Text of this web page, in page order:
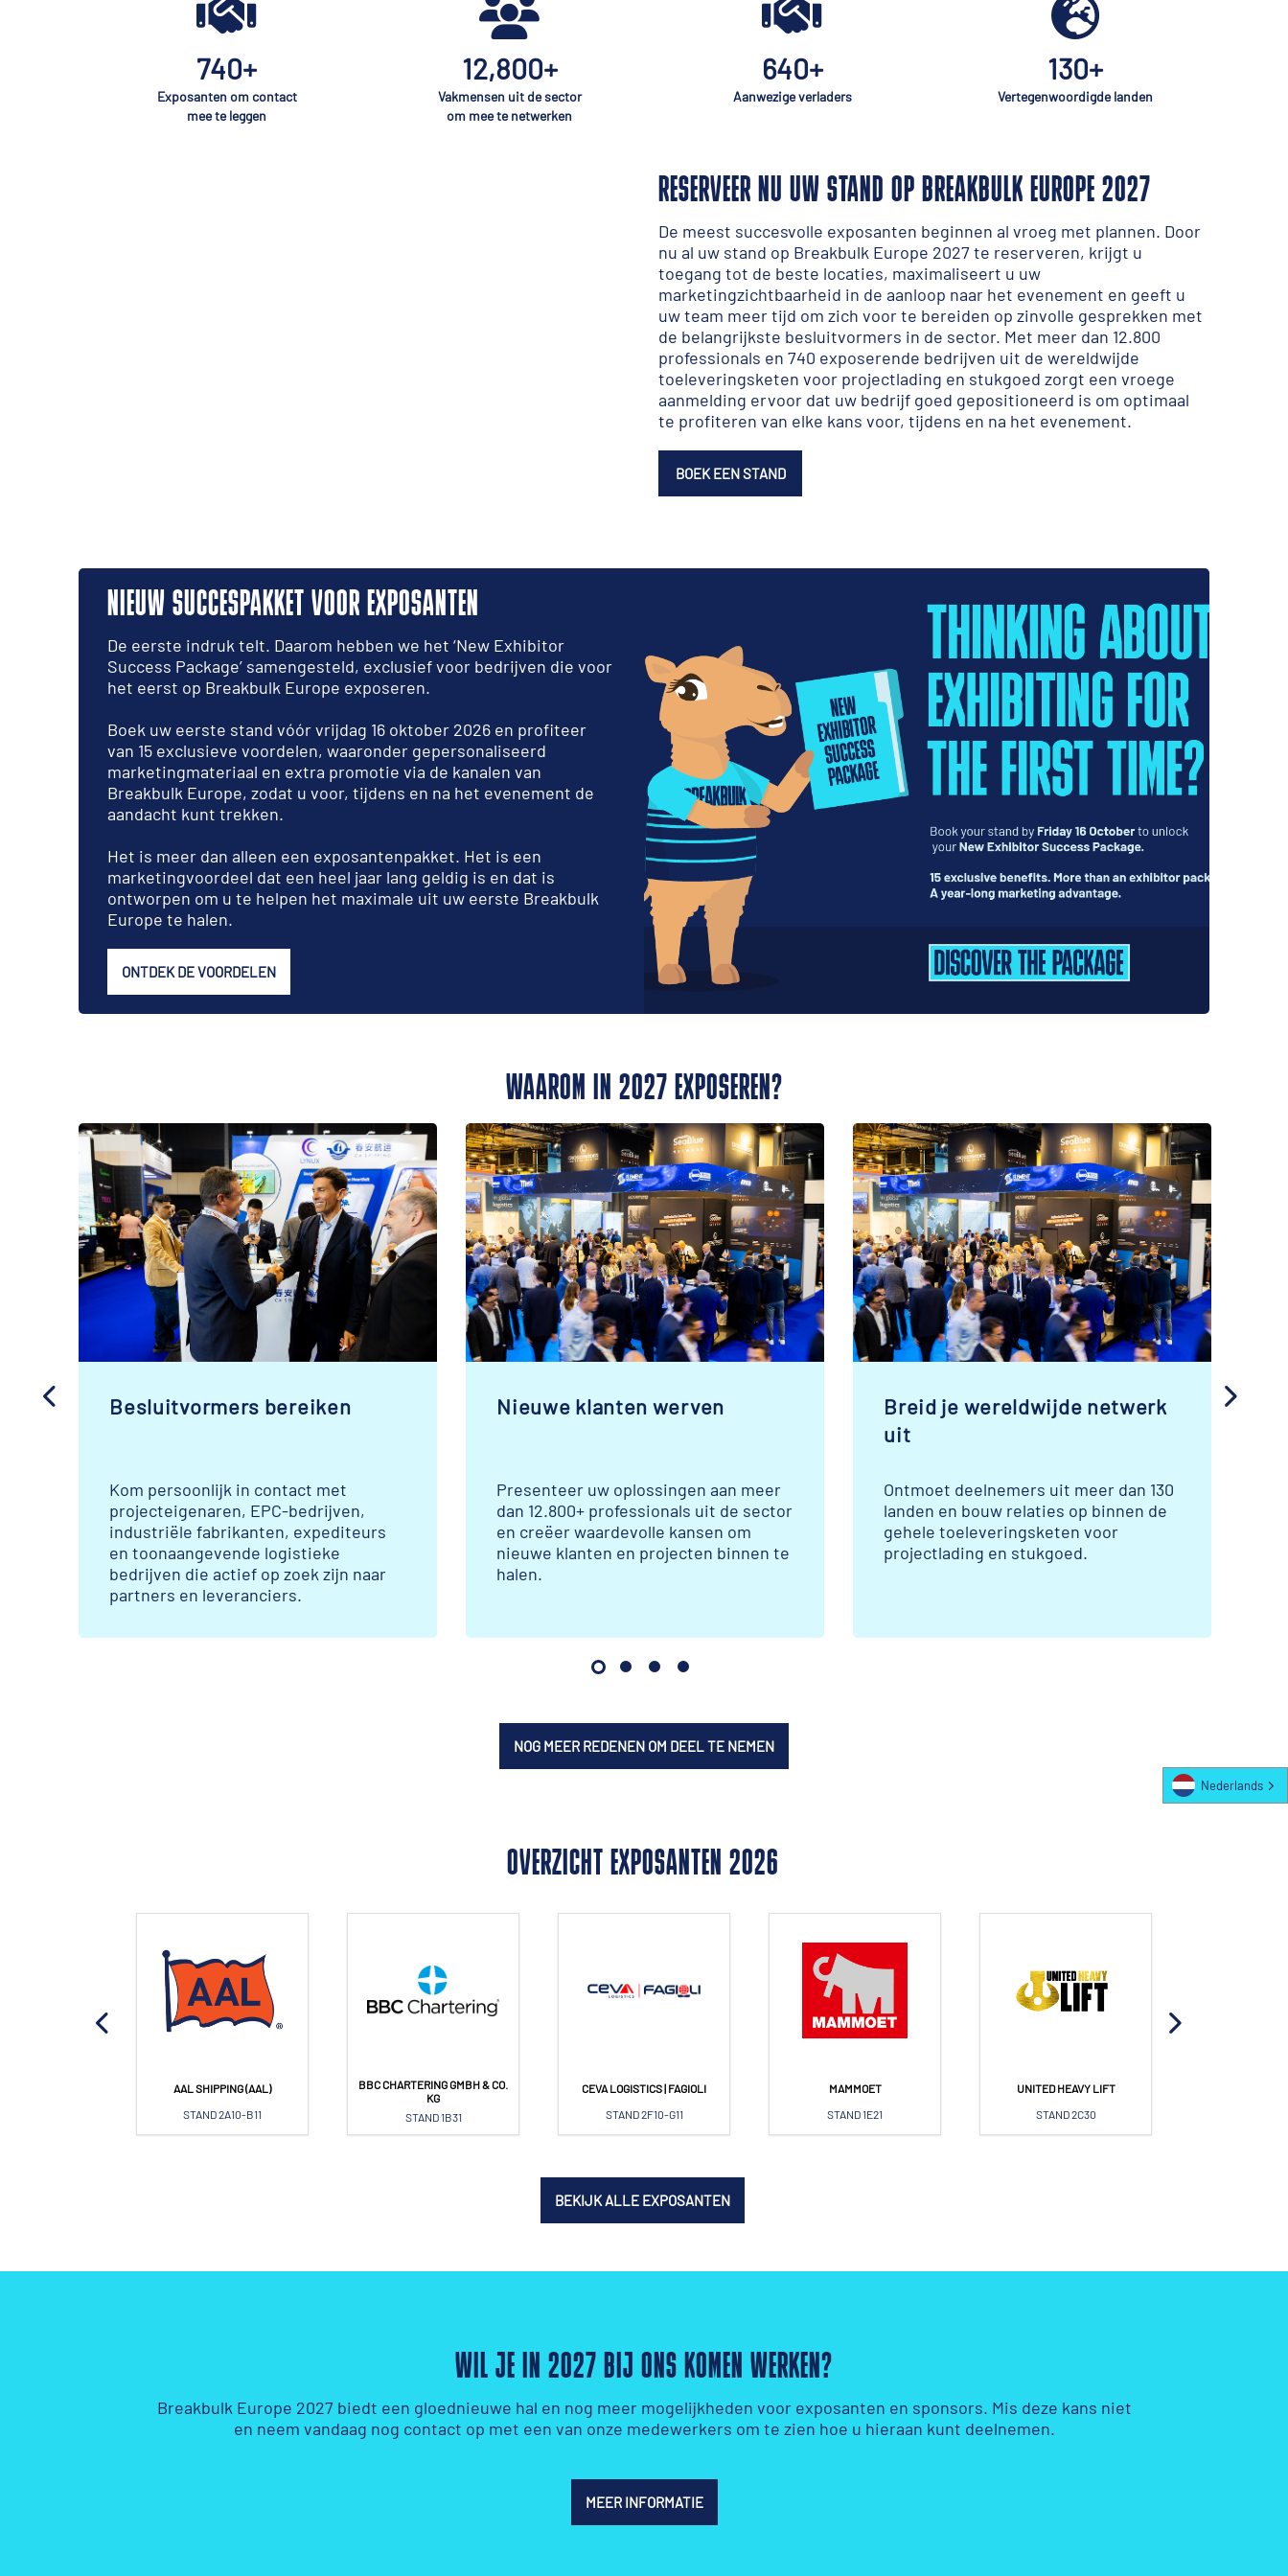
740+
Exposanten om contact
mee te leggen
12,800+
Vakmensen uit de sector
om mee te netwerken
640+
Aanwezige verladers
130+
Vertegenwoordigde landen
RESERVEER NU UW STAND OP BREAKBULK EUROPE 2027
De meest succesvolle exposanten beginnen al vroeg met plannen. Door
nu al uw stand op Breakbulk Europe 2027 te reserveren, krijgt u
toegang tot de beste locaties, maximaliseert u uw
marketingzichtbaarheid in de aanloop naar het evenement en geeft u
uw team meer tijd om zich voor te bereiden op zinvolle gesprekken met
de belangrijkste besluitvormers in de sector. Met meer dan 12.800
professionals en 740 exposerende bedrijven uit de wereldwijde
toeleveringsketen voor projectlading en stukgoed zorgt een vroege
aanmelding ervoor dat uw bedrijf goed gepositioneerd is om optimaal
te profiteren van elke kans voor, tijdens en na het evenement.
BOEK EEN STAND
NIEUW SUCCESPAKKET VOOR EXPOSANTEN
De eerste indruk telt. Daarom hebben we het ‘New Exhibitor
Success Package’ samengesteld, exclusief voor bedrijven die voor
het eerst op Breakbulk Europe exposeren.
Boek uw eerste stand vóór vrijdag 16 oktober 2026 en profiteer
van 15 exclusieve voordelen, waaronder gepersonaliseerd
marketingmateriaal en extra promotie via de kanalen van
Breakbulk Europe, zodat u voor, tijdens en na het evenement de
aandacht kunt trekken.
Het is meer dan alleen een exposantenpakket. Het is een
marketingvoordeel dat een heel jaar lang geldig is en dat is
ontworpen om u te helpen het maximale uit uw eerste Breakbulk
Europe te halen.
ONTDEK DE VOORDELEN
WAAROM IN 2027 EXPOSEREN?
Besluitvormers bereiken
Kom persoonlijk in contact met
projecteigenaren, EPC-bedrijven,
industriële fabrikanten, expediteurs
en toonaangevende logistieke
bedrijven die actief op zoek zijn naar
partners en leveranciers.
Nieuwe klanten werven
Presenteer uw oplossingen aan meer
dan 12.800+ professionals uit de sector
en creëer waardevolle kansen om
nieuwe klanten en projecten binnen te
halen.
Breid je wereldwijde netwerk
uit
Ontmoet deelnemers uit meer dan 130
landen en bouw relaties op binnen de
gehele toeleveringsketen voor
projectlading en stukgoed.
NOG MEER REDENEN OM DEEL TE NEMEN
OVERZICHT EXPOSANTEN 2026
AAL SHIPPING (AAL)
STAND 2A10-B11
BBC CHARTERING GMBH & CO.
KG
STAND 1B31
CEVA LOGISTICS | FAGIOLI
STAND 2F10-G11
MAMMOET
STAND 1E21
UNITED HEAVY LIFT
STAND 2C30
BEKIJK ALLE EXPOSANTEN
WIL JE IN 2027 BIJ ONS KOMEN WERKEN?
Breakbulk Europe 2027 biedt een gloednieuwe hal en nog meer mogelijkheden voor exposanten en sponsors. Mis deze kans niet
en neem vandaag nog contact op met een van onze medewerkers om te zien hoe u hieraan kunt deelnemen.
MEER INFORMATIE
Nederlands